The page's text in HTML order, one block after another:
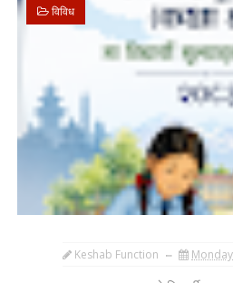
विविध
Keshab Function